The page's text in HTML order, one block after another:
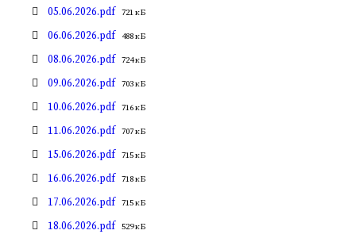
05.06.2026.pdf Размер
721 кБ
06.06.2026.pdf Размер
488 кБ
08.06.2026.pdf Размер
724 кБ
09.06.2026.pdf Размер
703 кБ
10.06.2026.pdf Размер
716 кБ
11.06.2026.pdf Размер
707 кБ
15.06.2026.pdf Размер
715 кБ
16.06.2026.pdf Размер
718 кБ
17.06.2026.pdf Размер
715 кБ
18.06.2026.pdf Размер
529 кБ